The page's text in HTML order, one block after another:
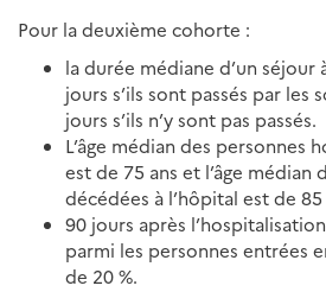
Pour la deuxième cohorte :
la durée médiane d’un séjour
jours s’ils sont passés par les
jours s’ils n’y sont pas passés.
L’âge médian des personnes
est de 75 ans et l’âge médian
décédées à l’hôpital est de 85
90 jours après
parmi les personnes entrées
de 20 %.